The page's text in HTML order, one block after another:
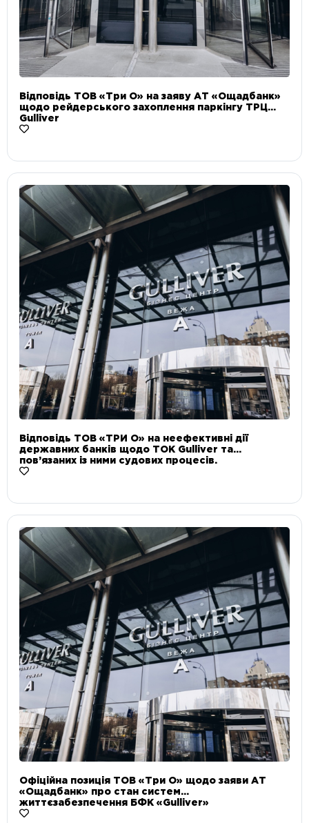
Відповідь ТОВ «Три О» на заяву АТ «Ощадбанк»
щодо рейдерського захоплення паркінгу ТРЦ
Gulliver
Відповідь ТОВ «ТРИ О» на неефективні дії
державних банків щодо ТОК Gulliver та
пов’язаних із ними судових процесів.
Офіційна позиція ТОВ «Три О» щодо заяви АТ
«Ощадбанк» про стан систем
життєзабезпечення БФК «Gulliver»